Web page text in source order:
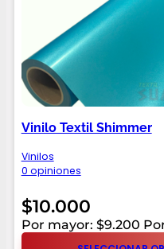
Vinilo Textil Shimmer
Vinilos
0 opiniones
$10.000
Por mayor: $9.200